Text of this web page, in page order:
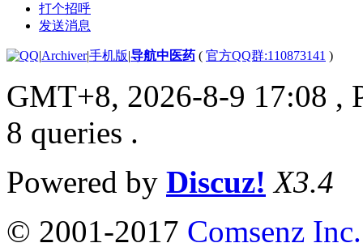
打个招呼
发送消息
|Archiver|手机版|导航中医药 ( 官方QQ群:110873141 )
GMT+8, 2026-8-9 17:08 ,
8 queries .
Powered by Discuz! X3.4
© 2001-2017 Comsenz Inc.